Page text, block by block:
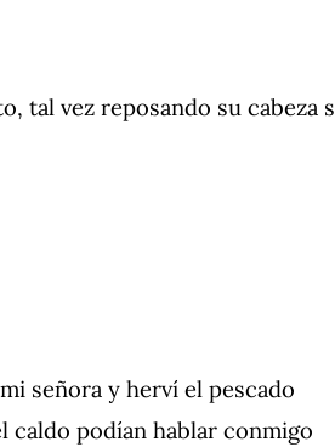
tal vez reposando su cabeza
señora y herví el pescado
caldo podían hablar conmigo